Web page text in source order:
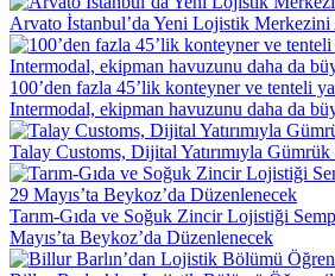
Arvato İstanbul’da Yeni Lojistik Merkezini
100’den fazla 45’lik konteyner ve tenteli
Intermodal, ekipman havuzunu daha da
Talay Customs, Dijital Yatırımıyla Gümrük
Tarım-Gıda ve Soğuk Zincir Lojistiği
Mayıs’ta Beykoz’da Düzenlenecek